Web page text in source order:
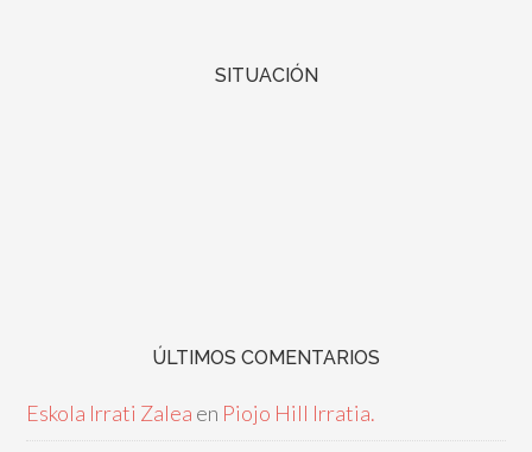
SITUACIÓN
ÚLTIMOS COMENTARIOS
Eskola Irrati Zalea en Piojo Hill Irratia.